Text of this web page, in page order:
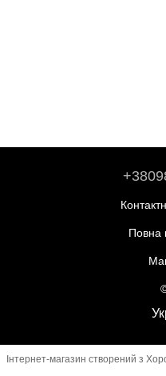
Повна
Інтернет-магазин створений з